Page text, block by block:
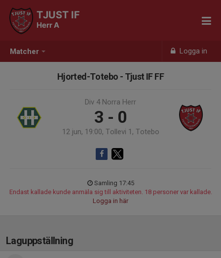
Matcher Logga in
TJUST IF
Herr A
Hjorted-Totebo - Tjust IF FF
Div 4 Norra Herr
3 - 0
12 jun, 19:00, Tollevi 1, Totebo
Samling 17:45
Endast kallade kunde anmäla sig till aktiviteten. 18 personer var kallade.
Logga in här
Laguppställning